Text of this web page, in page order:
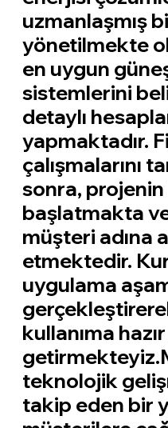
uzmanlaşmış
yönetilmekte
en uygun
sistemlerini
detaylı
yapmaktadır.
çalışmalarını
sonra, projenin
başlatmakta
müşteri adına
etmektedir.
uygulama
kullanıma
teknolojik
takip eden bir